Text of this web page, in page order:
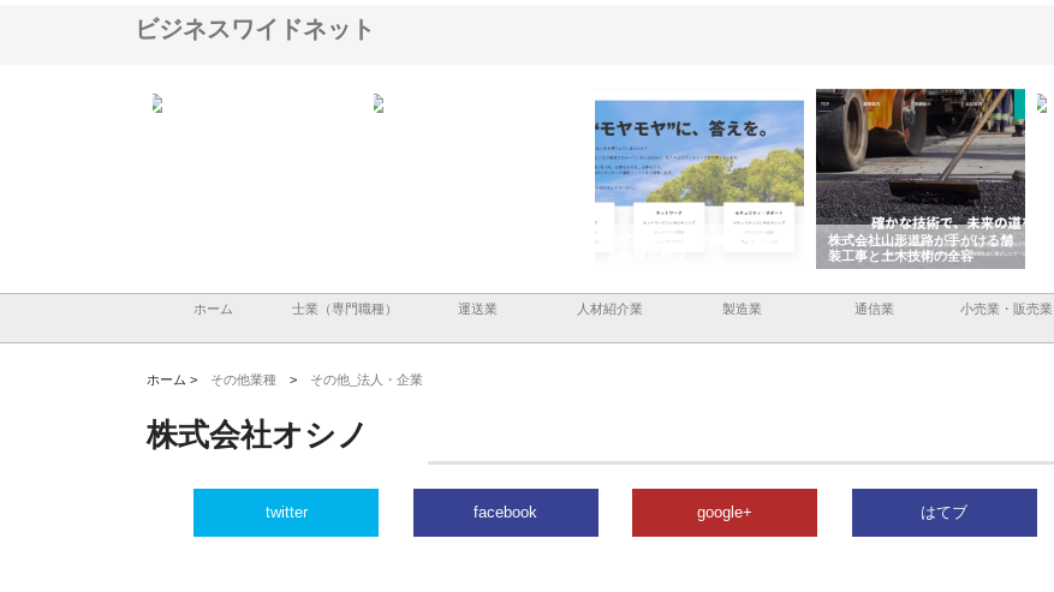
ビジネスワイドネット
株式会社ＣＳＡの事業内容と強
株式会社山形道路が手がける舗
装工事と土木技術の全容
ホーム 士業（専門職種） 運送業 人材紹介業 製造業 通信業 小売業・販売業
ホーム > その他業種 > その他_法人・企業
株式会社オシノ
twitter facebook google+ はてブ